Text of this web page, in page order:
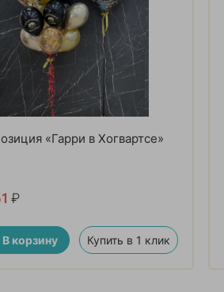
«Гарри в Хогвартсе»
₽
В корзину Купить в 1 клик